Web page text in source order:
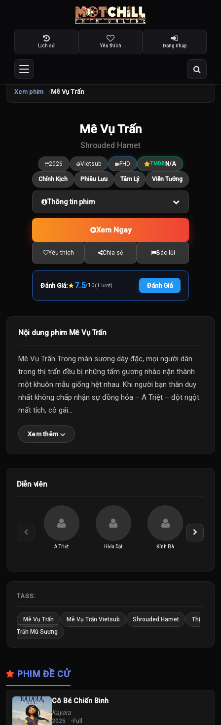
Lịch sử Yêu thích Đăng nhập
Xem phim Mê Vụ Trấn
Mê Vụ Trấn
Shrouded Hamet
2026 Vietsub FHD TMDB N/A
Chính Kịch Phiêu Lưu Tâm Lý Viễn Tưởng
Thông tin phim
Xem Ngay
Yêu thích Chia sẻ Báo lỗi
Đánh Giá:★7.5/10(1 lượt) Đánh Giá
Nội dung phim Mê Vụ Trấn
Mê Vụ Trấn Trong màn sương dày đặc, mọi người dân
trong thị trấn đều bị những tấm gương nhào nặn thành
một khuôn mẫu giống hệt nhau. Khi người bạn thân duy
nhất không chấp nhận sự đồng hóa – A Triệt – đột ngột
mất tích, cô gái...
Xem thêm
Diễn viên
A Triệt Hiểu Dật Kính Bà
TAGS:
Mê Vụ Trấn Mê Vụ Trấn Vietsub Shrouded Hamet
Thị
Trấn Mù Sương
PHIM ĐỀ CỬ
Cô Bé Chiến Binh
Kayara
2025 Full